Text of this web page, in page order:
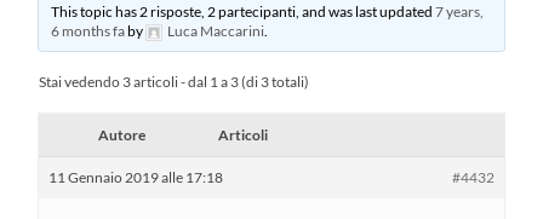
This topic has 2 risposte, 2 partecipanti, and was last updated 7 years,
6 months faby Luca Maccarini.
Stai vedendo 3 articoli - dal 1 a 3 (di 3 totali)
Autore Articoli
11 Gennaio 2019 alle 17:18 #4432